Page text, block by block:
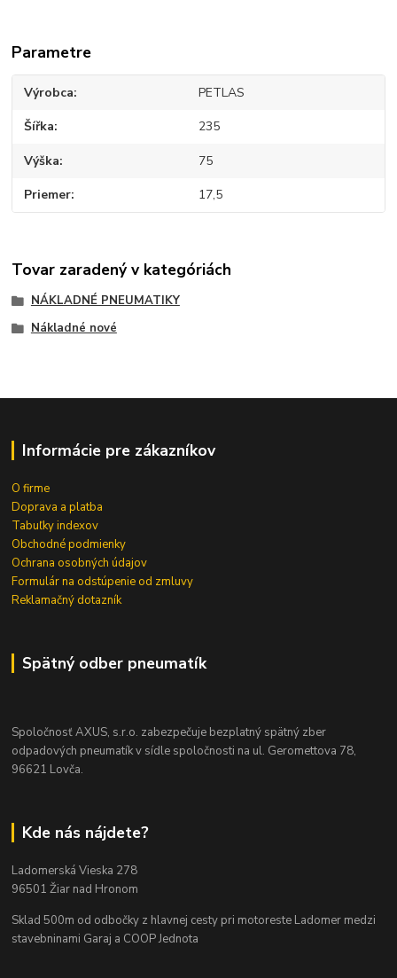
Parametre
Výrobca PETLAS
Šířka 235
Výška 75
Priemer 17,5
Tovar zaradený v kategóriách
NÁKLADNÉ PNEUMATIKY
Nákladné nové
Informácie pre zákazníkov
O firme
Doprava a platba
Tabuľky indexov
Obchodné podmienky
Ochrana osobných údajov
Formulár na odstúpenie od zmluvy
Reklamačný dotazník
Spätný odber pneumatík
Spoločnosť AXUS, s.r.o. zabezpečuje bezplatný spätný zber
odpadových pneumatík v sídle spoločnosti na ul. Geromettova 78,
96621 Lovča.
Kde nás nájdete?
Ladomerská Vieska 278
96501 Žiar nad Hronom
Sklad 500m od odbočky z hlavnej cesty pri motoreste Ladomer medzi
stavebninami Garaj a COOP Jednota